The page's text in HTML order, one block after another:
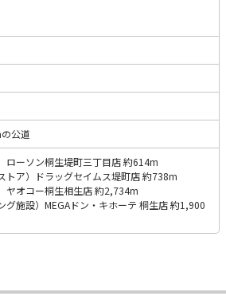
公道
ローソン桐生堤町三丁目店 約614m
トア）ドラッグセイムス堤町店 約738m
ヤオコー桐生相生店 約2,734m
グ施設）MEGAドン・キホーテ 桐生店 約1,900